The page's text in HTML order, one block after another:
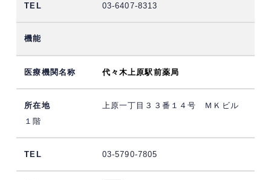
03-6407-8313
代々木上原駅前薬局
上原一丁目３３番１４号 ＭＫビル
１階
03-5790-7805